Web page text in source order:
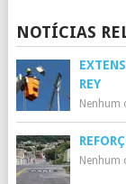
NOTÍCIAS
REY
Nenhum
Nenhum